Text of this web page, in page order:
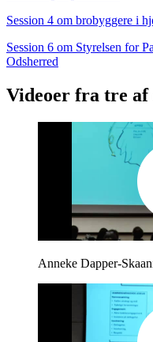
Session 4 om brobyggere i
Session 6 om Styrelsen for
Odsherred
Videoer fra tre af
Anneke Dapper-